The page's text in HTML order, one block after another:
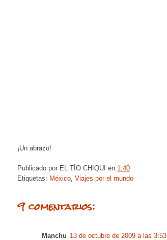
¡Un abrazo!
Publicado por EL TÍO CHIQUI en 1:40
Etiquetas: México Viajes por el mundo
9 comentarios:
Manchu 13 de octubre de 2009 a las 3:53